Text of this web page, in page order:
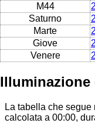
M44
Saturno
Marte
Giove
Venere
Illuminazione
La tabella che
calcolata a 00:00,